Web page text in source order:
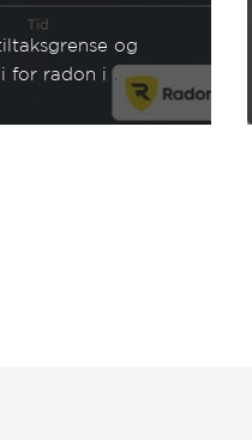
og
for radon i